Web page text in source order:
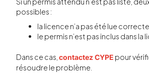
possibles :
la licence n’a pas été lue
le permis n’est pas inclus dans la
Dans ce cas, contactez CYPE pour
résoudre le problème.